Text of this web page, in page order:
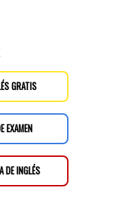
GRATIS
EXAMEN
DE INGLÉS